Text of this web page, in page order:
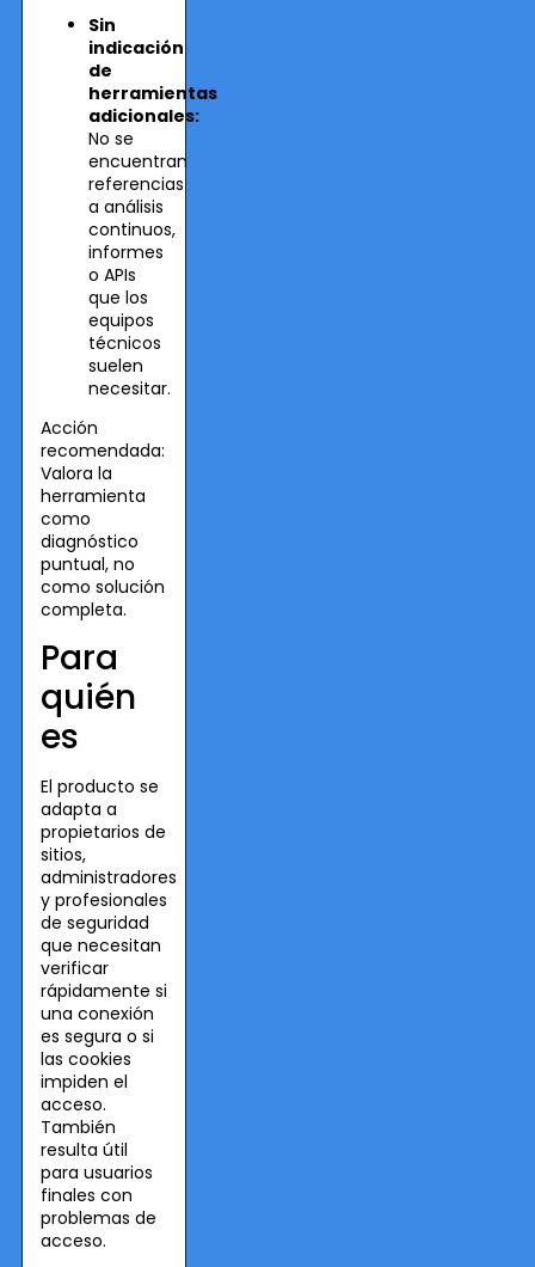
Sin
indicación
de
herramientas
adicionales:
No se
encuentran
referencias
a análisis
continuos,
informes
o APIs
que los
equipos
técnicos
suelen
necesitar.
Acción
recomendada:
Valora la
herramienta
como
diagnóstico
puntual, no
como solución
completa.
Para
quién
es
El producto se
adapta a
propietarios de
sitios,
administradores
y profesionales
de seguridad
que necesitan
verificar
rápidamente si
una conexión
es segura o si
las cookies
impiden el
acceso.
También
resulta útil
para usuarios
finales con
problemas de
acceso.